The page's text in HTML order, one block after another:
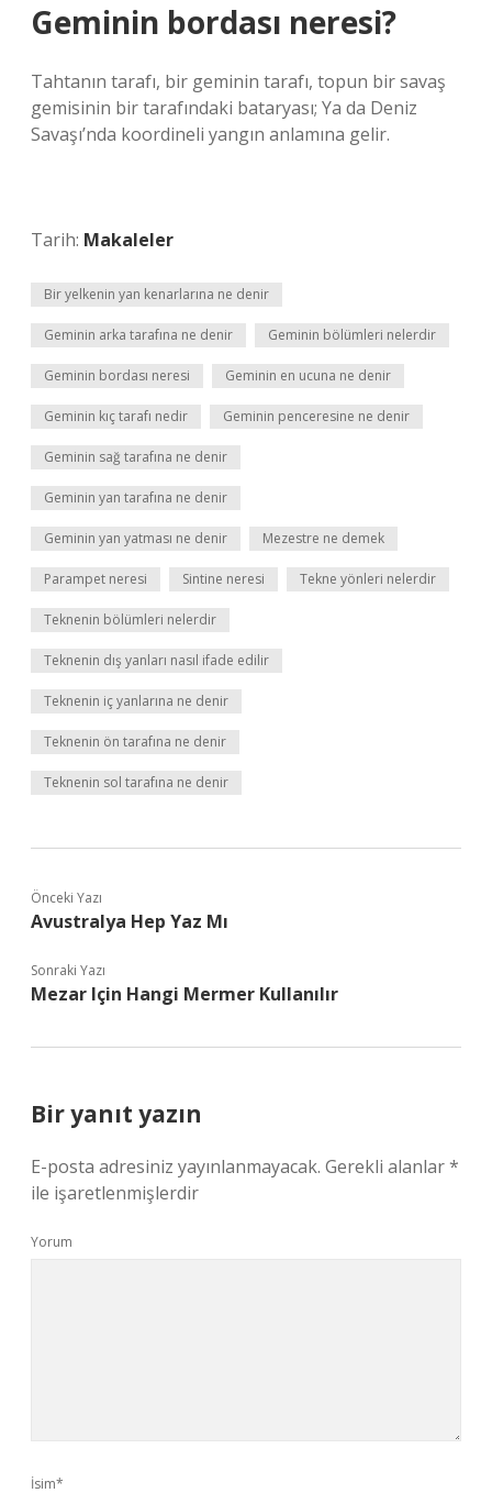
Geminin bordası neresi?
Tahtanın tarafı, bir geminin tarafı, topun bir savaş
gemisinin bir tarafındaki bataryası; Ya da Deniz
Savaşı’nda koordineli yangın anlamına gelir.
Tarih: Makaleler
Bir yelkenin yan kenarlarına ne denir
Geminin arka tarafına ne denir Geminin bölümleri nelerdir
Geminin bordası neresi Geminin en ucuna ne denir
Geminin kıç tarafı nedir Geminin penceresine ne denir
Geminin sağ tarafına ne denir
Geminin yan tarafına ne denir
Geminin yan yatması ne denir Mezestre ne demek
Parampet neresi Sintine neresi Tekne yönleri nelerdir
Teknenin bölümleri nelerdir
Teknenin dış yanları nasıl ifade edilir
Teknenin iç yanlarına ne denir
Teknenin ön tarafına ne denir
Teknenin sol tarafına ne denir
Önceki Yazı
Avustralya Hep Yaz Mı
Sonraki Yazı
Mezar Için Hangi Mermer Kullanılır
Bir yanıt yazın
E-posta adresiniz yayınlanmayacak. Gerekli alanlar*
ile işaretlenmişlerdir
Yorum
İsim*